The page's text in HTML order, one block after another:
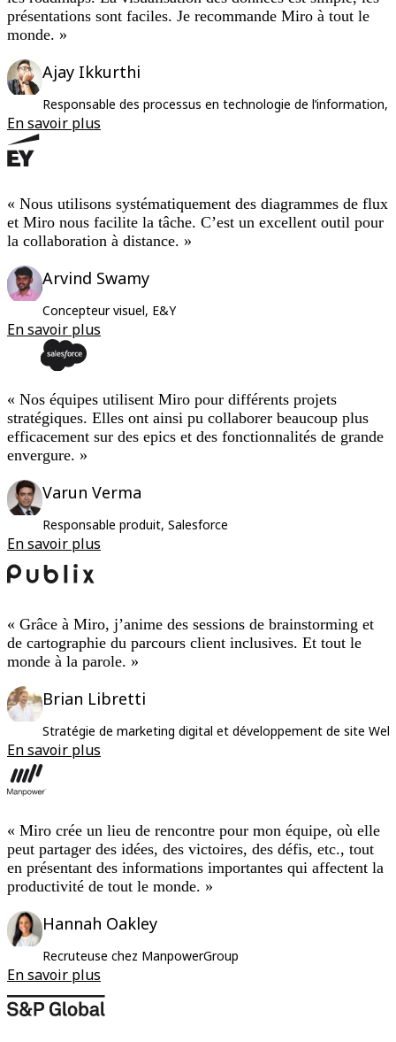
« Nous utilisons systématiquement des diagrammes de flux
et Miro nous facilite la tâche. C’est un excellent outil pour
la collaboration à distance. »
Arvind Swamy
Concepteur visuel, E&Y
En savoir plus
« Grâce à Miro, j’anime des sessions de brainstorming et
de cartographie du parcours client inclusives. Et tout le
monde à la parole. »
Brian Libretti
Stratégie de marketing digital et développement de site
En savoir plus
présentations sont faciles. Je recommande Miro à tout le
monde. »
Ajay Ikkurthi
Responsable des processus en technologie de l’information,
En savoir plus
« Nos équipes utilisent Miro pour différents projets
stratégiques. Elles ont ainsi pu collaborer beaucoup plus
efficacement sur des epics et des fonctionnalités de grande
envergure. »
Varun Verma
Responsable produit, Salesforce
En savoir plus
« Miro crée un lieu de rencontre pour mon équipe, où elle
peut partager des idées, des victoires, des défis, etc., tout
en présentant des informations importantes qui affectent la
productivité de tout le monde. »
Hannah Oakley
Recruteuse chez ManpowerGroup
En savoir plus